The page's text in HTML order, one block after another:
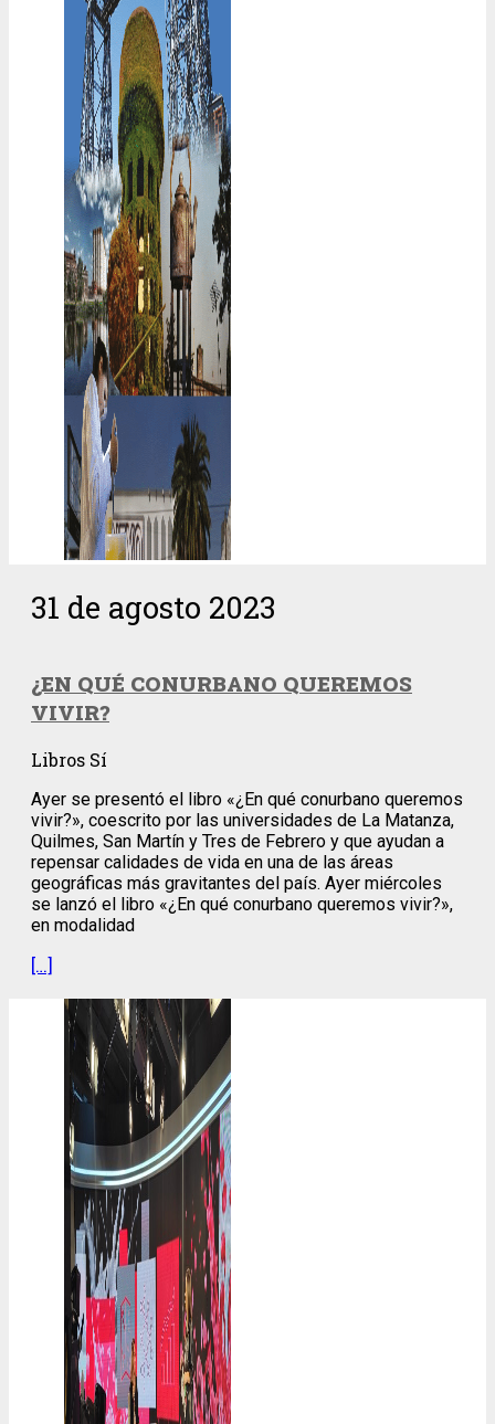
31 de agosto 2023
¿EN QUÉ CONURBANO QUEREMOS
VIVIR?
Libros Sí
Ayer se presentó el libro «¿En qué conurbano queremos
vivir?», coescrito por las universidades de La Matanza,
Quilmes, San Martín y Tres de Febrero y que ayudan a
repensar calidades de vida en una de las áreas
geográficas más gravitantes del país. Ayer miércoles
se lanzó el libro «¿En qué conurbano queremos vivir?»,
en modalidad
[…]